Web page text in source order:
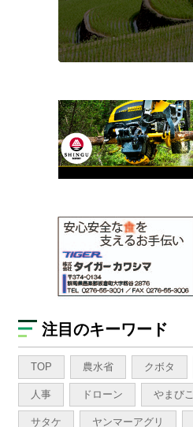
注目のキーワード
TOP 農水省 クボタ
人事 ドローン やまびこ
サタケ ヤンマーアグリ